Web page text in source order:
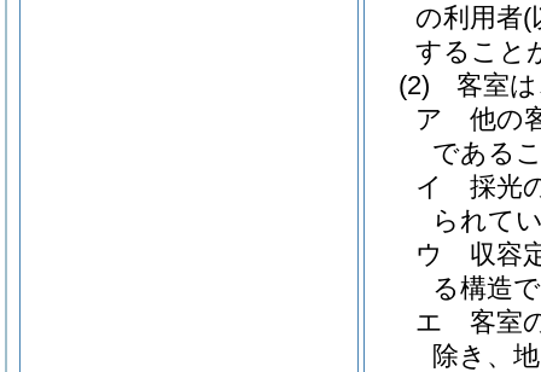
の利用者(
すること
(2)
客室
ア
他の
である
イ
採光
られて
ウ
収容
る構造
エ
客室
除き、